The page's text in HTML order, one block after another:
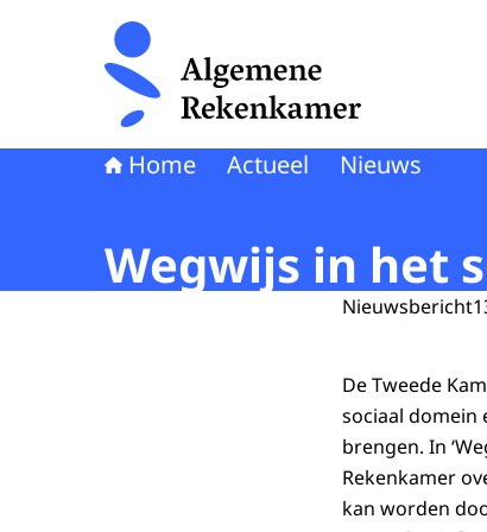
Naar de homepage van Algemene
Home Actueel Nieuws
Wegwijs in het
Nieuwsbericht
De Tweede
sociaal domein
brengen. In
Rekenkamer
kan worden